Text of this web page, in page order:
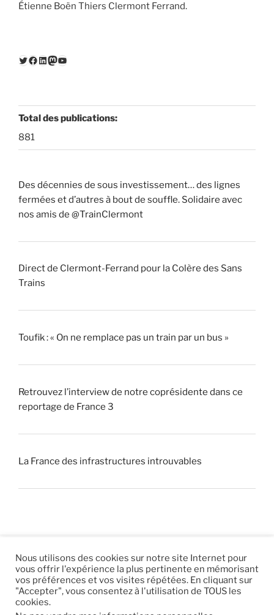
Étienne Boën Thiers Clermont Ferrand.
Twitter
Facebook
LinkedIn
Mastodon
YouTube
Total des publications:
881
Des décennies de sous investissement… des lignes
fermées et d’autres à bout de souffle. Solidaire avec
nos amis de @TrainClermont
Direct de Clermont-Ferrand pour la Colère des Sans
Trains
Toufik : « On ne remplace pas un train par un bus »
Retrouvez l’interview de notre coprésidente dans ce
reportage de France 3
La France des infrastructures introuvables
© 2026 |Mentions légales|Hébergement Eur’Net.|
RSS|sitemap
Nous utilisons des cookies sur notre site Internet pour
vous offrir l'expérience la plus pertinente en mémorisant
vos préférences et vos visites répétées. En cliquant sur
"Accepter", vous consentez à l'utilisation de TOUS les
cookies.